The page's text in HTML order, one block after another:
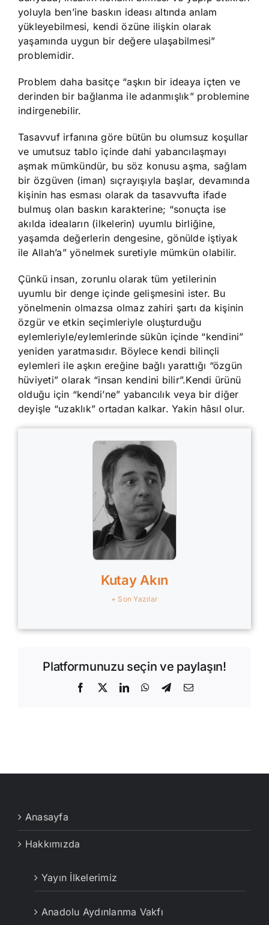
yoluyla ben’ine baskın ideası altında anlam
yükleyebilmesi, kendi özüne ilişkin olarak
yaşamında uygun bir değere ulaşabilmesi”
problemidir.
Problem daha basitçe “aşkın bir ideaya içten ve
derinden bir bağlanma ile adanmışlık” problemine
indirgenebilir.
Tasavvuf irfanına göre bütün bu olumsuz koşullar
ve umutsuz tablo içinde dahi yabancılaşmayı
aşmak mümkündür, bu söz konusu aşma, sağlam
bir özgüven (iman) sıçrayışıyla başlar, devamında
kişinin has esması olarak da tasavvufta ifade
bulmuş olan baskın karakterine; “sonuçta ise
akılda ideaların (ilkelerin) uyumlu birliğine,
yaşamda değerlerin dengesine, gönülde iştiyak
ile Allah’a” yönelmek suretiyle mümkün olabilir.
Çünkü insan, zorunlu olarak tüm yetilerinin
uyumlu bir denge içinde gelişmesini ister. Bu
yönelmenin olmazsa olmaz zahiri şartı da kişinin
özgür ve etkin seçimleriyle oluşturduğu
eylemleriyle/eylemlerinde sükûn içinde “kendini”
yeniden yaratmasıdır. Böylece kendi bilinçli
eylemleri ile aşkın ereğine bağlı yarattığı “özgün
hüviyeti” olarak “insan kendini bilir”.Kendi ürünü
olduğu için “kendi’ne” yabancılık veya bir diğer
deyişle “uzaklık” ortadan kalkar. Yakin hâsıl olur.
Kutay Akın
+ Son Yazılar
Platformunuzu seçin ve paylaşın!
Facebook
X LinkedInWhatsApp
Telegram
E-
Anasayfa
Hakkımızda
Yayın İlkelerimiz
Anadolu Aydınlanma Vakfı